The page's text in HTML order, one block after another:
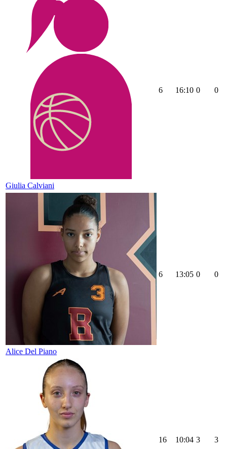
Giulia Calviani
6 16:10 0 0
Alice Del Piano
6 13:05 0 0
16 10:04 3 3